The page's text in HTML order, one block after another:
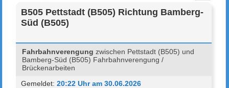
B505 Pettstadt (B505) Richtung Bamberg-
Süd (B505)
Fahrbahnverengung zwischen Pettstadt (B505) und
Bamberg-Süd (B505) Fahrbahnverengung /
Brückenarbeiten
Gemeldet:20:22 Uhr am 30.06.2026